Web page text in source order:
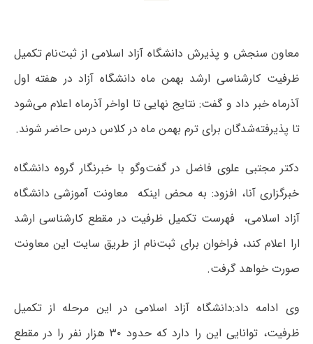
معاون سنجش و پذیرش دانشگاه آزاد اسلامی از ثبت‌نام تکمیل
ظرفیت کارشناسی ارشد بهمن‌ ماه دانشگاه آزاد در هفته اول
آذرماه خبر داد و گفت: نتایج نهایی تا اواخر آذرماه اعلام می‌شود
تا پذیرفته‌شدگان برای ترم بهمن ماه در کلاس درس حاضر شوند.
دکتر مجتبی علوی فاضل در گفت‌‌وگو با خبرنگار گروه دانشگاه
خبرگزاری آنا، افزود: به محض اینکه معاونت آموزشی دانشگاه
آزاد اسلامی، فهرست تکمیل ظرفیت در مقطع کارشناسی ارشد
ارا اعلام کند، فراخوان برای ثبت‌نام از طریق سایت این معاونت
صورت خواهد گرفت.
وی ادامه داد:دانشگاه آزاد اسلامی در این مرحله از تکمیل
ظرفیت، توانایی این را دارد که حدود ۳۰ هزار نفر را در مقطع